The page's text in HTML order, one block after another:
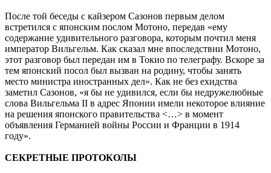
После той беседы с кайзером Сазонов первым делом
встретился с японским послом Мотоно, передав «ему
содержание удивительного разговора, которым почтил меня
император Вильгельм. Как сказал мне впоследствии Мотоно,
этот разговор был передан им в Токио по телеграфу. Вскоре за
тем японский посол был вызван на родину, чтобы занять
место министра иностранных дел». Как не без ехидства
заметил Сазонов, «я бы не удивился, если бы недружелюбные
слова Вильгельма II в адрес Японии имели некоторое влияние
на решения японского правительства <…> в момент
объявления Германией войны России и Франции в 1914
году».
СЕКРЕТНЫЕ ПРОТОКОЛЫ